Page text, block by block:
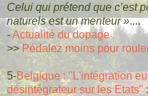
Celui qui prétend que c’est
naturels est un menteur »....
-Actualité du dopage
>>Pédalez moins pour
5-Belgique : "L'intégration
désintégrateur sur les Etats" :